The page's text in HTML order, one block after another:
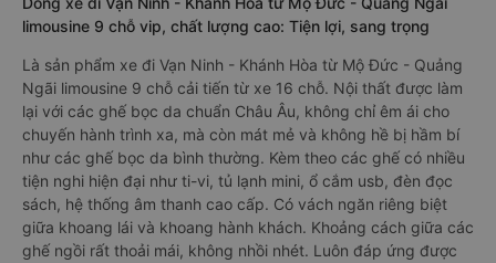
limousine 9 chỗ vip, chất lượng cao: Tiện lợi, sang trọng
Là sản phẩm xe đi Vạn Ninh - Khánh Hòa từ Mộ Đức - Quảng
Ngãi limousine 9 chỗ cải tiến từ xe 16 chỗ. Nội thất được làm
lại với các ghế bọc da chuẩn Châu Âu, không chỉ êm ái cho
chuyến hành trình xa, mà còn mát mẻ và không hề bị hầm bí
như các ghế bọc da bình thường. Kèm theo các ghế có nhiều
tiện nghi hiện đại như ti-vi, tủ lạnh mini, ổ cắm usb, đèn đọc
sách, hệ thống âm thanh cao cấp. Có vách ngăn riêng biệt
giữa khoang lái và khoang hành khách. Khoảng cách giữa các
ghế ngồi rất thoải mái, không nhồi nhét. Luôn đáp ứng được